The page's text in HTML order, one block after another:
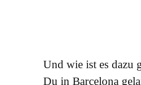
Und wie ist es dazu
Du in Barcelona